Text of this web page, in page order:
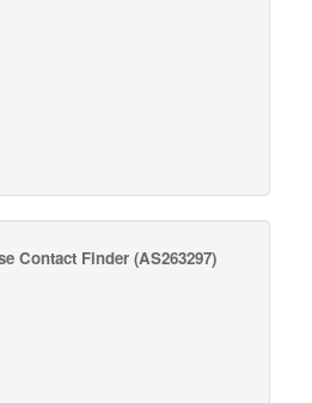
Contact Finder (AS263297)